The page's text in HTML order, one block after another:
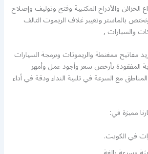
الخزائن والأدراج المكتبية وفتح وتوليف وإصلاح
بالماستر وتغيير غلاف الريموت التالف
والسيارات ,
مفاتيح ممغنطة والريموتات وبرمجة السيارات
المفقودة بأرخص سعر وأجود عمل وأمهر
مع السرعة في تلبية النداء ودقة في أداء
مميزة في:
في الكويت.